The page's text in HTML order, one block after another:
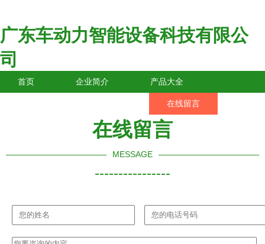
广东车动力智能设备科技有限公
司
首页 企业简介 产品大全
在线留言
在线留言
MESSAGE
----------------